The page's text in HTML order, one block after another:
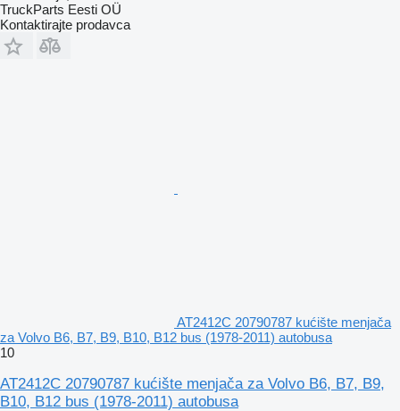
TruckParts Eesti OÜ
Kontaktirajte prodavca
AT2412C 20790787 kućište menjača
za Volvo B6, B7, B9, B10, B12 bus (1978-2011) autobusa
10
AT2412C 20790787 kućište menjača za Volvo B6, B7, B9,
B10, B12 bus (1978-2011) autobusa